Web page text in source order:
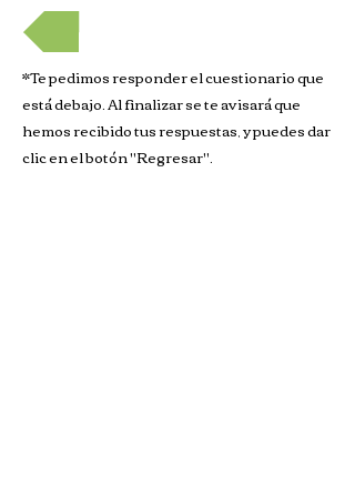
*Te pedimos responder el cuestionario que
está debajo. Al finalizar se te avisará que
hemos recibido tus respuestas, y puedes dar
clic en el botón "Regresar".